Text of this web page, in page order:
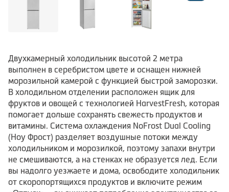
Двухкамерный холодильник высотой 2 метра
выполнен в серебристом цвете и оснащен нижней
морозильной камерой с функцией быстрой заморозки.
В холодильном отделении расположен ящик для
фруктов и овощей с технологией HarvestFresh, которая
помогает дольше сохранять свежесть продуктов и
витамины. Система охлаждения NoFrost Dual Cooling
(Ноу Фрост) разделяет воздушные потоки между
холодильником и морозилкой, поэтому запахи внутри
не смешиваются, а на стенках не образуется лед. Если
вы надолго уезжаете и дома, освободите холодильник
от скоропортящихся продуктов и включите режим